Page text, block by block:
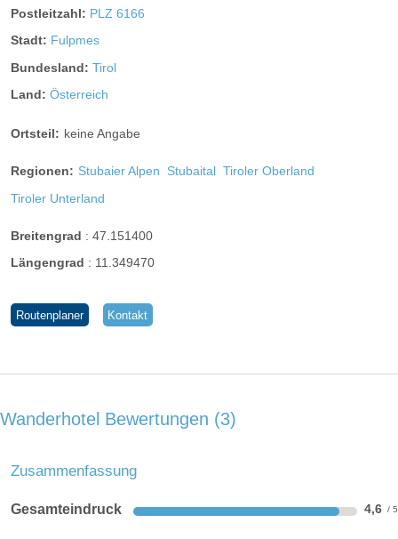
Postleitzahl: PLZ 6166
Stadt: Fulpmes
Bundesland: Tirol
Land: Österreich
Ortsteil: keine Angabe
Regionen: Stubaier Alpen Stubaital Tiroler Oberland
Tiroler Unterland
Breitengrad : 47.151400
Längengrad : 11.349470
Routenplaner Kontakt
Wanderhotel Bewertungen 3
Zusammenfassung
Gesamteindruck 4,6